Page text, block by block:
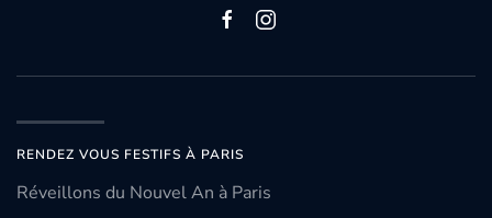
RENDEZ VOUS FESTIFS À PARIS
Réveillons du Nouvel An à Paris